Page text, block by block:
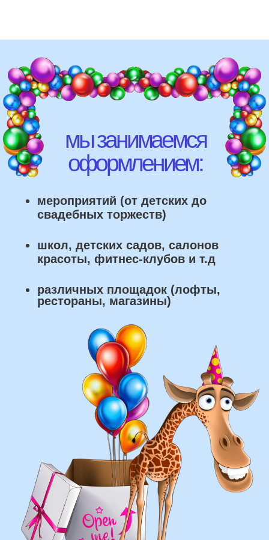
различных площадок (лофты,
рестораны, магазины)
составление различных фонтанов
оформление фотозон
фигуры любой сложности
что мы умеем делать из
воздушных шаров:
Присылайте картинку, и мы с
удовольствием соберем
похожую композицию!
у вас есть фото шаров, и
вы хотите так же?